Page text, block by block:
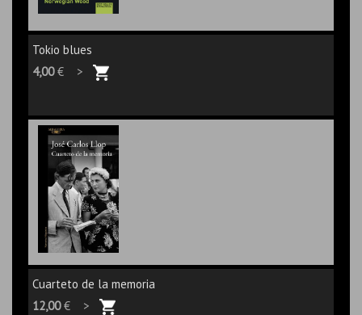
Tokio blues
4,00€ >
Cuarteto de la memoria
12,00€ >